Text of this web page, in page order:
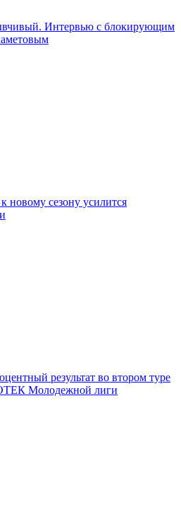
Интервью с блокирующим
новому сезону усилится
результат во втором туре
Молодежной лиги